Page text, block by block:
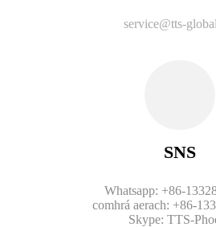
service@tts-
SNS
Whatsapp: +86-
comhrá aerach: +86-
Skype: TTS-